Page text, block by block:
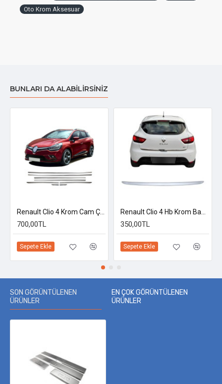
Oto Krom Aksesuar
BUNLARI DA ALABILIRSINIZ
700,00TL
Sepete Ekle
350,00TL
Sepete Ekle
SON GÖRÜNTÜLENEN
ÜRÜNLER
EN ÇOK GÖRÜNTÜLENEN
ÜRÜNLER